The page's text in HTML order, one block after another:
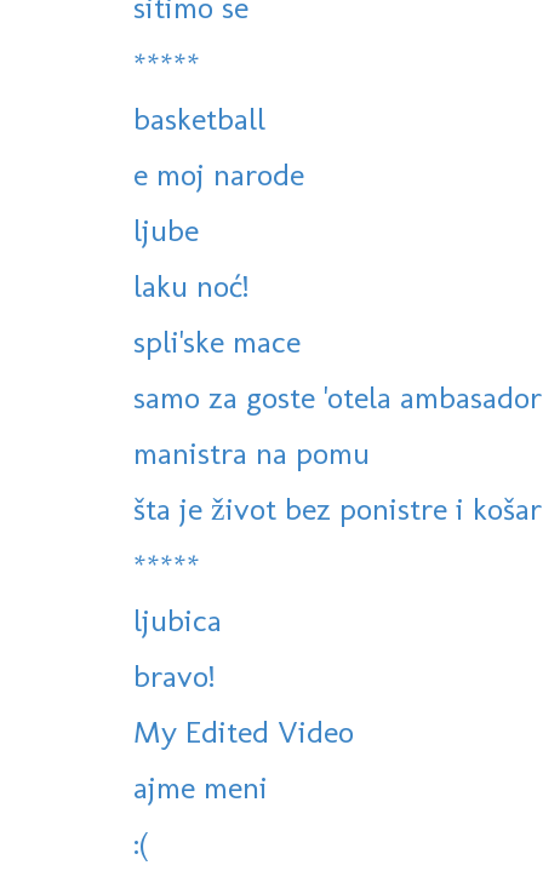
*****
basketball
e moj narode
ljube
laku noć!
spli'ske mace
samo za goste 'otela ambasador
manistra na pomu
šta je život bez ponistre i
*****
ljubica
bravo!
My Edited Video
ajme meni
:(